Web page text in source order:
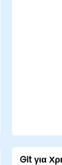
έργου
Git για